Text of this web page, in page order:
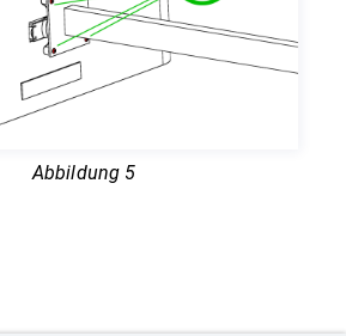
Abbildung 5